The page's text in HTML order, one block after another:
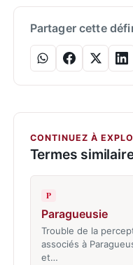
Partager cette
CONTINUEZ À
Termes
P
Paragueusie
Trouble de la
associés à
et…